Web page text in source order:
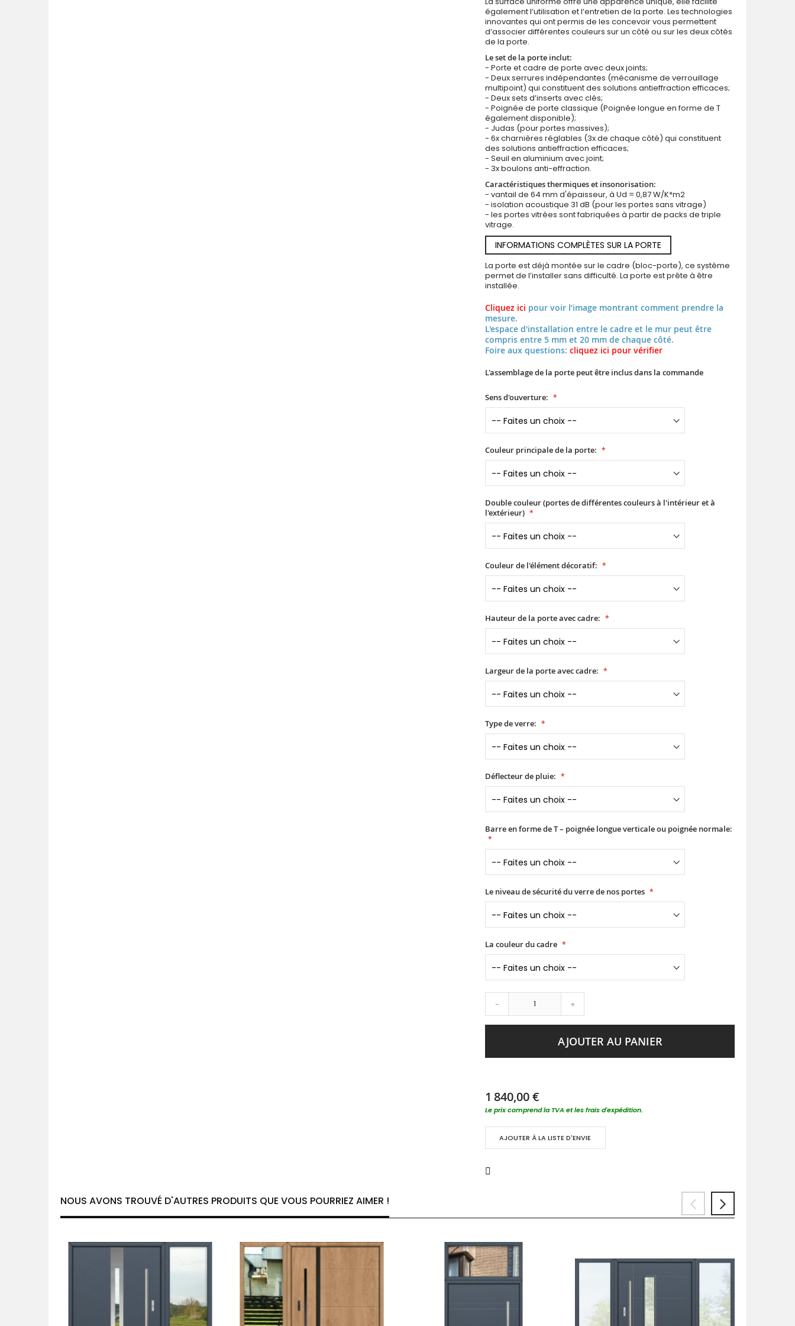
également l’utilisation et l’entretien de la porte. Les technologies
innovantes qui ont permis de les concevoir vous permettent
d’associer différentes couleurs sur un côté ou sur les deux côtés
de la porte.
Le set de la porte inclut:
- Porte et cadre de porte avec deux joints;
- Deux serrures indépendantes (mécanisme de verrouillage
multipoint) qui constituent des solutions antieffraction efficaces;
- Deux sets d’inserts avec clés;
- Poignée de porte classique (Poignée longue en forme de T
également disponible);
- Judas (pour portes massives);
- 6x charnières réglables (3x de chaque côté) qui constituent
des solutions antieffraction efficaces;
- Seuil en aluminium avec joint;
- 3x boulons anti-effraction.
Caractéristiques thermiques et insonorisation:
- vantail de 64 mm d'épaisseur, à Ud = 0,87 W/K*m2
- isolation acoustique 31 dB (pour les portes sans vitrage)
- les portes vitrées sont fabriquées à partir de packs de triple
vitrage.
INFORMATIONS COMPLÈTES SUR LA PORTE
La porte est déjà montée sur le cadre (bloc-porte), ce système
permet de l’installer sans difficulté. La porte est prête à être
installée.
Cliquez ici pour voir l’image montrant comment prendre la
mesure.
L'espace d'installation entre le cadre et le mur peut être
compris entre 5 mm et 20 mm de chaque côté.
Foire aux questions:cliquez ici pour vérifier
L'assemblage de la porte peut être inclus dans la commande
Sens d'ouverture:
Couleur principale de la porte:
Double couleur (portes de différentes couleurs à l'intérieur et à
l'extérieur)
Couleur de l'élément décoratif:
Hauteur de la porte avec cadre:
Largeur de la porte avec cadre:
Type de verre:
Déflecteur de pluie:
Barre en forme de T – poignée longue verticale ou poignée normale:
Le niveau de sécurité du verre de nos portes
La couleur du cadre
- +
AJOUTER AU PANIER
1 840,00 €
Le prix comprend la TVA et les frais d'expédition.
AJOUTER À LA LISTE D'ENVIE
NOUS AVONS TROUVÉ D'AUTRES PRODUITS QUE VOUS POURRIEZ AIMER !